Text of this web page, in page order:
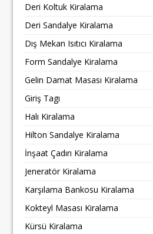
Deri Koltuk Kiralama
Deri Sandalye Kiralama
Dış Mekan Isıtıcı Kiralama
Form Sandalye Kiralama
Gelin Damat Masası Kiralama
Giriş Tagı
Halı Kiralama
Hilton Sandalye Kiralama
İnşaat Çadırı Kiralama
Jeneratör Kiralama
Karşılama Bankosu Kiralama
Kokteyl Masası Kiralama
Kürsü Kiralama